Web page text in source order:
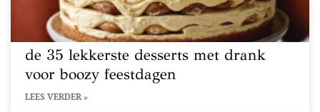
de 35 lekkerste desserts met drank
voor boozy feestdagen
LEES VERDER »